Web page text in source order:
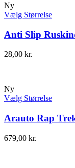
Ny
Vælg Størrelse
Anti Slip
28,00 kr.
Ny
Vælg Størrelse
Arauto Rap
679,00 kr.